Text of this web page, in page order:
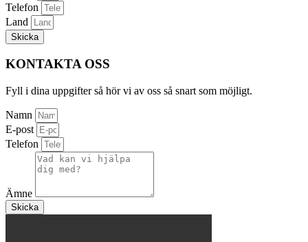
Telefon
Land
Skicka
KONTAKTA OSS
Fyll i dina uppgifter så hör vi av oss så snart som möjligt.
Namn
E-post
Telefon
Ämne
Skicka